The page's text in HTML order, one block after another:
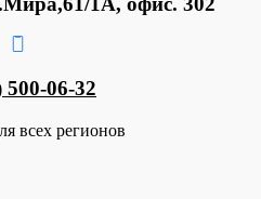
500-06-32
всех регионов